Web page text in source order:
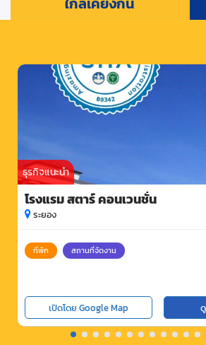
ธุรกิจแนะนำ
โรงแรม สตาร์ คอนเวนชั่น
ระยอง
ที่พัก สถานที่จัดงาน
เปิดโดย Google Map